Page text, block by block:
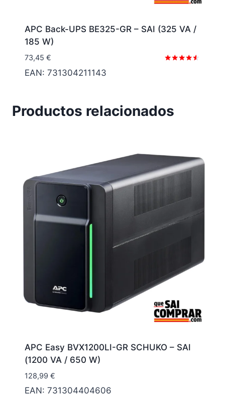
APC Back-UPS BE325-GR – SAI (325 VA /
185 W)
73,45 €
EAN: 731304211143
Productos relacionados
APC Easy BVX1200LI-GR SCHUKO – SAI
(1200 VA / 650 W)
128,99 €
EAN: 731304404606